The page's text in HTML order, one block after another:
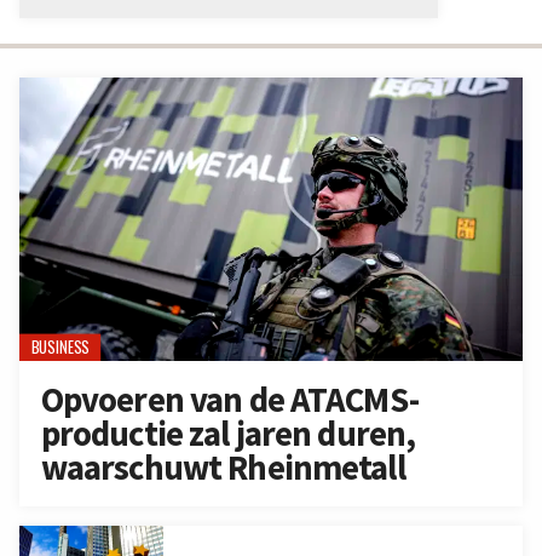
BUSINESS
Opvoeren van de ATACMS-
productie zal jaren duren,
waarschuwt Rheinmetall